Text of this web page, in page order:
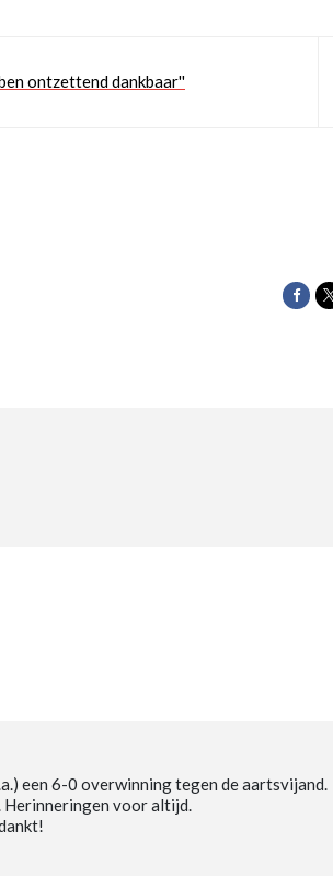
ontzettend dankbaar''
een 6-0 overwinning tegen de aartsvijand.
Herinneringen voor altijd.